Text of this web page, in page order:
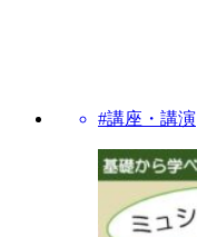
#講座・講演